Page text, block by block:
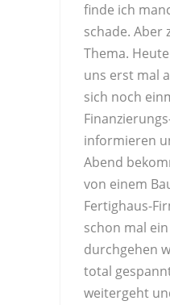
finde ich
schade. Aber
Thema.
uns erst mal
sich noch
informieren
Abend
von einem
Fertighaus-
schon mal
durchgehen
total
weitergeht